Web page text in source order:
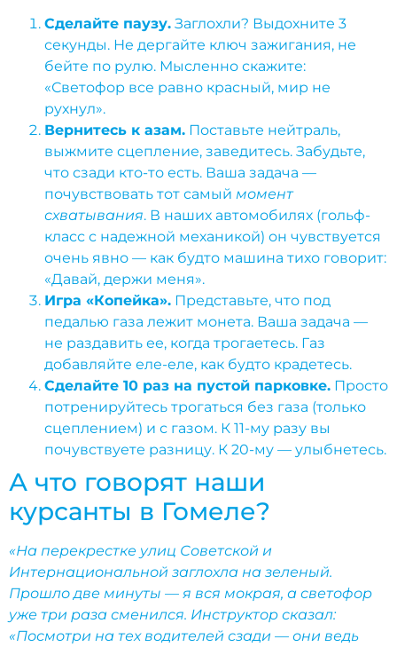
Сделайте паузу. Заглохли? Выдохните 3
секунды. Не дергайте ключ зажигания, не
бейте по рулю. Мысленно скажите:
«Светофор все равно красный, мир не
рухнул».
Вернитесь к азам. Поставьте нейтраль,
выжмите сцепление, заведитесь. Забудьте,
что сзади кто-то есть. Ваша задача —
почувствовать тот самый момент
схватывания. В наших автомобилях (гольф-
класс с надежной механикой) он чувствуется
очень явно — как будто машина тихо говорит:
«Давай, держи меня».
Игра «Копейка». Представьте, что под
педалью газа лежит монета. Ваша задача —
не раздавить ее, когда трогаетесь. Газ
добавляйте еле-еле, как будто крадетесь.
Сделайте 10 раз на пустой парковке. Просто
потренируйтесь трогаться без газа (только
сцеплением) и с газом. К 11-му разу вы
почувствуете разницу. К 20-му — улыбнетесь.
А что говорят наши
курсанты в Гомеле?
«На перекрестке улиц Советской и
Интернациональной заглохла на зеленый.
Прошло две минуты — я вся мокрая, а светофор
уже три раза сменился. Инструктор сказал:
«Посмотри на тех водителей сзади — они ведь